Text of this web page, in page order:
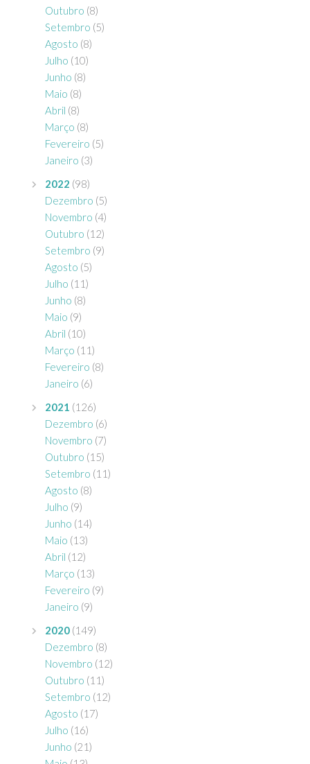
Outubro (8)
Setembro (5)
Agosto (8)
Julho (10)
Junho (8)
Maio (8)
Abril (8)
Março (8)
Fevereiro (5)
Janeiro (3)
2022 (98)
Dezembro (5)
Novembro (4)
Outubro (12)
Setembro (9)
Agosto (5)
Julho (11)
Junho (8)
Maio (9)
Abril (10)
Março (11)
Fevereiro (8)
Janeiro (6)
2021 (126)
Dezembro (6)
Novembro (7)
Outubro (15)
Setembro (11)
Agosto (8)
Julho (9)
Junho (14)
Maio (13)
Abril (12)
Março (13)
Fevereiro (9)
Janeiro (9)
2020 (149)
Dezembro (8)
Novembro (12)
Outubro (11)
Setembro (12)
Agosto (17)
Julho (16)
Junho (21)